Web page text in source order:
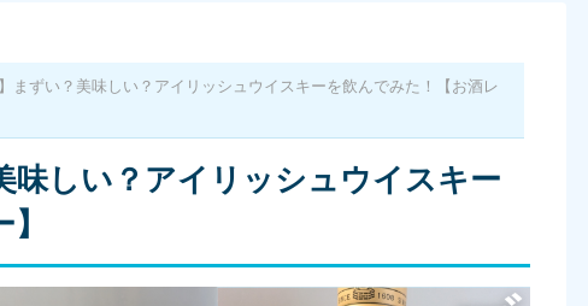
まずい？美味しい？アイリッシュウイスキーを飲んでみた！【お酒レ
味しい？アイリッシュウイスキー